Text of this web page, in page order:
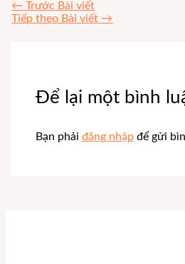
← Trước Bài viết
Tiếp theo Bài viết →
Để lại một bình
Bạn phải đăng nhậpđể gửi